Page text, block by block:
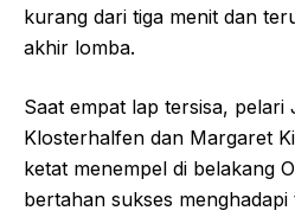
kurang dari tiga menit dan
akhir lomba.
Saat empat lap tersisa, pelari
Klosterhalfen dan Margaret
ketat menempel di belakang
bertahan sukses